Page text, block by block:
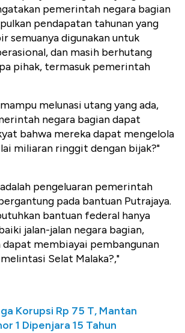
pemerintah negara bagian
pendapatan tahunan yang
semuanya digunakan untuk
dan masih berhutang
pihak, termasuk pemerintah
melunasi utang yang ada,
negara bagian dapat
bahwa mereka dapat mengelola
miliaran ringgit dengan bijak?"
pengeluaran pemerintah
pada bantuan Putrajaya.
bantuan federal hanya
jalan-jalan negara bagian,
dapat membiayai pembangunan
Selat Malaka?,"
Korupsi Rp 75 T, Mantan
1 Dipenjara 15 Tahun